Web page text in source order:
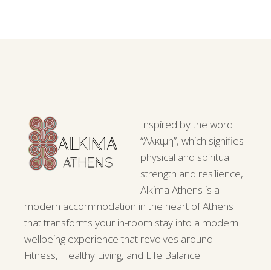
Inspired by the word
“Άλκιμη”, which signifies
physical and spiritual
strength and resilience,
Alkima Athens is a
modern accommodation in the heart of Athens
that transforms your in-room stay into a modern
wellbeing experience that revolves around
Fitness, Healthy Living, and Life Balance.